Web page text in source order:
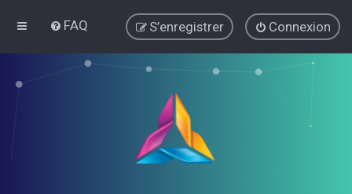
FAQ Connexion
S’enregistrer